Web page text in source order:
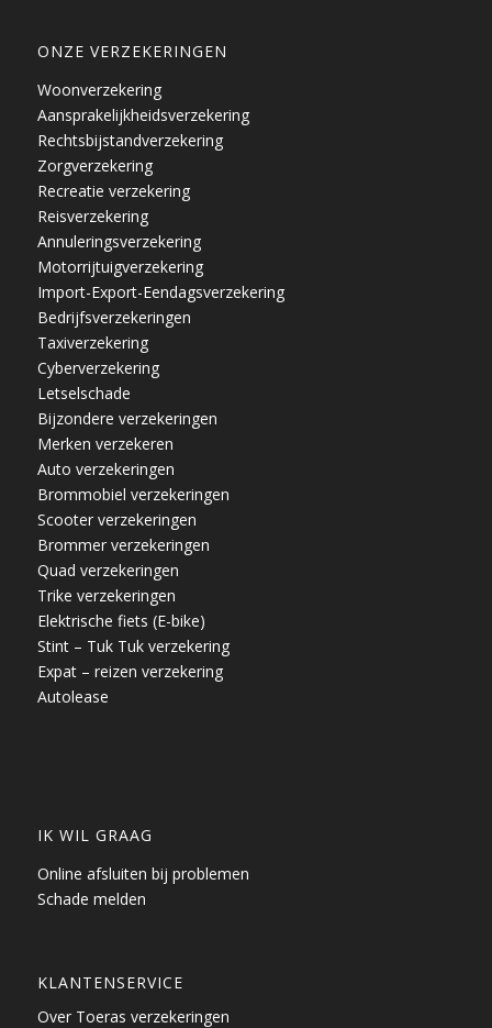
ONZE VERZEKERINGEN
Woonverzekering
Aansprakelijkheidsverzekering
Rechtsbijstandverzekering
Zorgverzekering
Recreatie verzekering
Reisverzekering
Annuleringsverzekering
Motorrijtuigverzekering
Import-Export-Eendagsverzekering
Bedrijfsverzekeringen
Taxiverzekering
Cyberverzekering
Letselschade
Bijzondere verzekeringen
Merken verzekeren
Auto verzekeringen
Brommobiel verzekeringen
Scooter verzekeringen
Brommer verzekeringen
Quad verzekeringen
Trike verzekeringen
Elektrische fiets (E-bike)
Stint – Tuk Tuk verzekering
Expat – reizen verzekering
Autolease
IK WIL GRAAG
Online afsluiten bij problemen
Schade melden
KLANTENSERVICE
Over Toeras verzekeringen